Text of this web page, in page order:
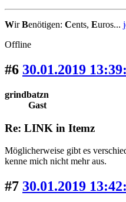
WirBenötigen: Cents, Euros...
Offline
#6 30.01.2019
grindbatzn
Gast
Re: LINK in Itemz
Möglicherweise gibt es
kenne mich nicht mehr aus.
#7 30.01.2019